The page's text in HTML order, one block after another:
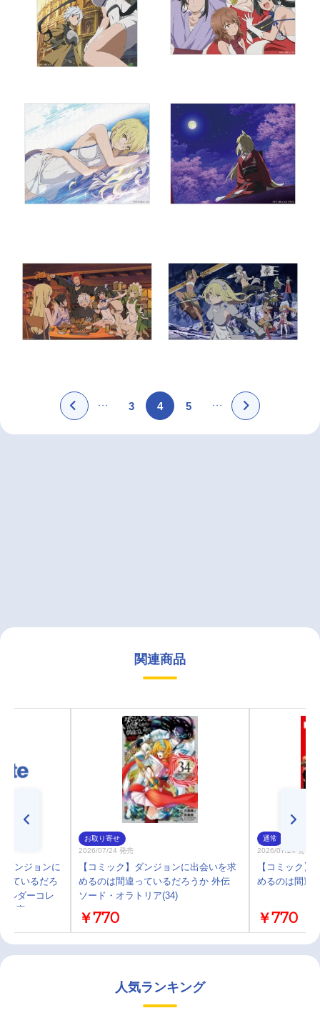
3 4 5
関連商品
ダンジョンに
ているだろ
ルダーコレ
文庫ヘスティ
お取り寄せ
2026/07/24 発売
【コミック】ダンジョンに出会いを求
めるのは間違っているだろうか 外伝
ソード・オラトリア(34)
￥770
通常
2026/07/24 発売
【コミック】
めるのは間違
￥770
人気ランキング